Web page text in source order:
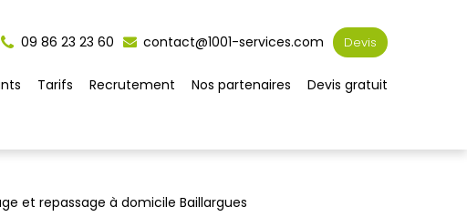
09 86 23 23 60 contact@1001-services.com Devis
Tarifs Recrutement Nos partenaires Devis gratuit
et repassage à domicile Baillargues